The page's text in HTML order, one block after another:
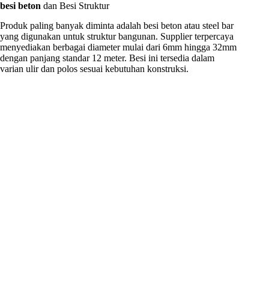
besi beton dan Besi Struktur
Produk paling banyak diminta adalah besi beton atau steel bar
yang digunakan untuk struktur bangunan. Supplier terpercaya
menyediakan berbagai diameter mulai dari 6mm hingga 32mm
dengan panjang standar 12 meter. Besi ini tersedia dalam
varian ulir dan polos sesuai kebutuhan konstruksi.